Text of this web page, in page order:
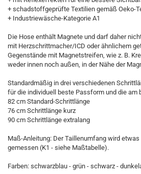
+ schadstoffgeprüfte Textilien gemäß Oeko-
+ Industriewäsche-Kategorie A1
Die Hose enthält Magnete und darf daher
mit Herzschrittmacher/ICD oder ähnlichem
Gegenstände mit Magnetstreifen, wie z. B.
weder innen noch außen, in der Nähe der
Standardmäßig in drei verschiedenen
für die individuell beste Passform und die am
82 cm Standard-Schrittlänge
76 cm Schrittlänge kurz
90 cm Schrittlänge extralang
Maß-Anleitung: Der Taillenumfang wird
gemessen (K1 - siehe Maßtabelle).
Farben: schwarzblau - grün - schwarz -